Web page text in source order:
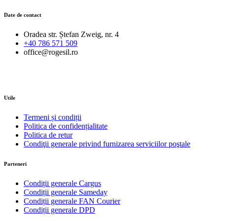
Date de contact
Oradea str. Ștefan Zweig, nr. 4
+40 786 571 509
office@rogesil.ro
Utile
Termeni și condiții
Politica de confidențialitate
Politica de retur
Condiţii generale privind furnizarea serviciilor poştale
Parteneri
Condiții generale Cargus
Condiții generale Sameday
Condiții generale FAN Courier
Condiții generale DPD